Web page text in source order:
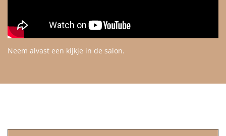
Neem alvast een kijkje in de salon.